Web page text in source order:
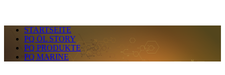
STARTSEITE
PQ ÖL STORY
PQ PRODUKTE
PQ MARINE